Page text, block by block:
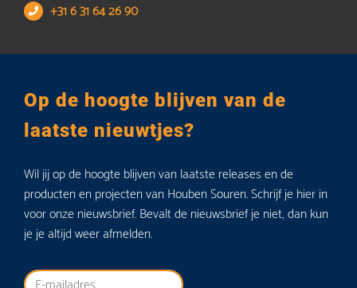
+31 6 31 64 26 90
Op de hoogte blijven van de
laatste nieuwtjes?
Wil jij op de hoogte blijven van laatste releases en de
producten en projecten van Houben Souren. Schrijf je hier in
voor onze nieuwsbrief. Bevalt de nieuwsbrief je niet, dan kun
je je altijd weer afmelden.